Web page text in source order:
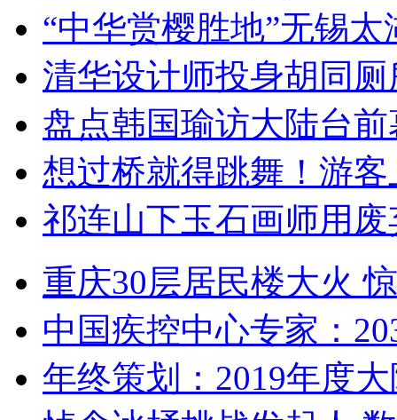
“中华赏樱胜地”无锡
清华设计师投身胡同
盘点韩国瑜访大陆台
想过桥就得跳舞！游客
祁连山下玉石画师用
重庆30层居民楼大火
中国疾控中心专家：
年终策划：2019年度